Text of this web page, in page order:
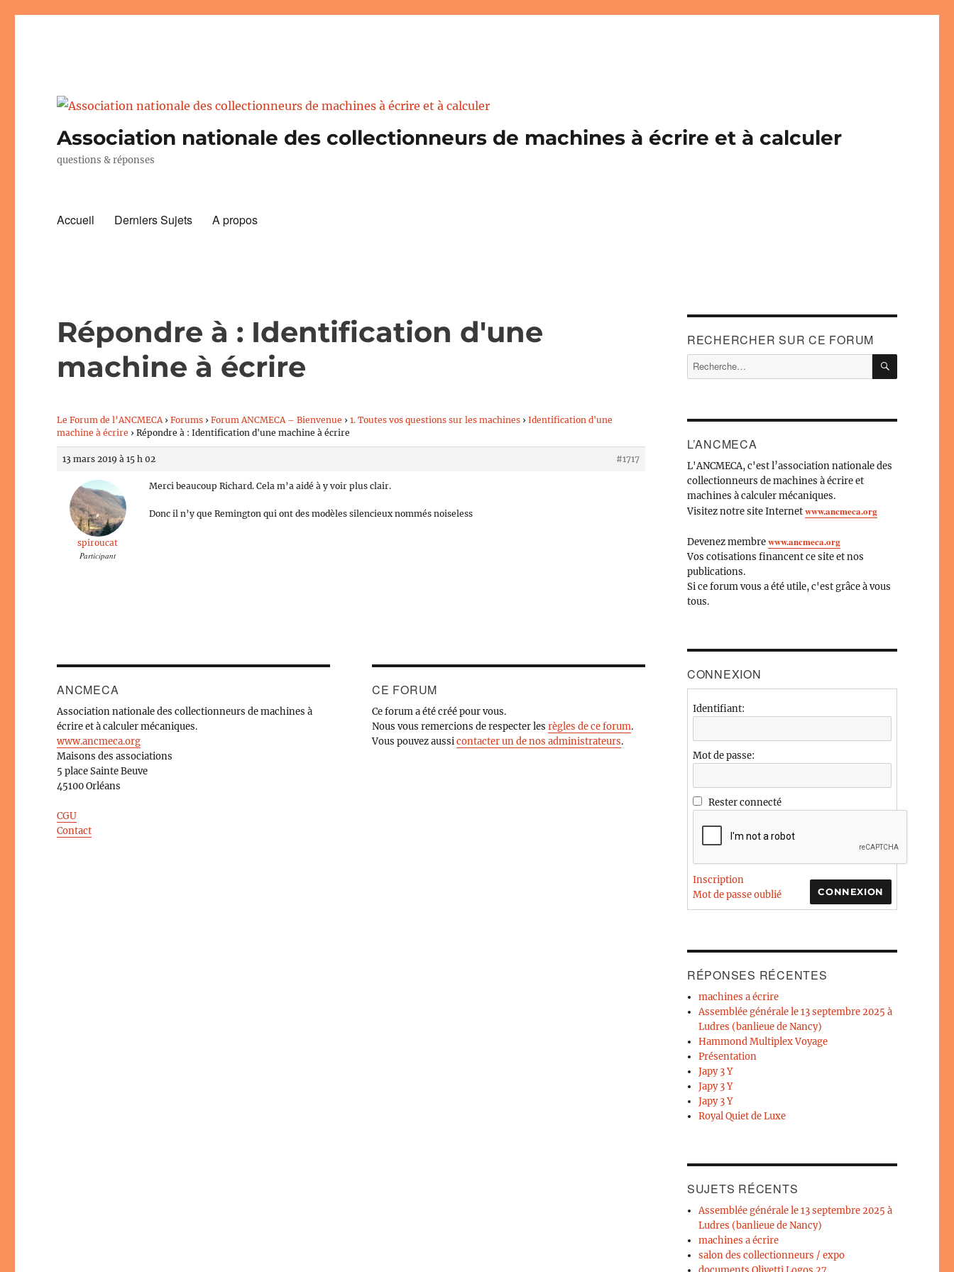
Association nationale des collectionneurs de machines à écrire et à calculer
questions & réponses
Accueil Derniers Sujets A propos
Répondre à : Identification d'une
machine à écrire
Le Forum de l’ANCMECA › Forums › Forum ANCMECA – Bienvenue › 1. Toutes vos questions sur les machines › Identification d'une
machine à écrire › Répondre à : Identification d'une machine à écrire
13 mars 2019 à 15 h 02 #1717
spiroucat
Participant
Merci beaucoup Richard. Cela m’a aidé à y voir plus clair.
Donc il n’y que Remington qui ont des modèles silencieux nommés noiseless
ANCMECA
Association nationale des collectionneurs de machines à
écrire et à calculer mécaniques.
www.ancmeca.org
Maisons des associations
5 place Sainte Beuve
45100 Orléans
CGU
Contact
CE FORUM
Ce forum a été créé pour vous.
Nous vous remercions de respecter lesrègles de ce forum.
Vous pouvez aussicontacter un de nos administrateurs.
RECHERCHER SUR CE FORUM
Recherche
pour :
L’ANCMECA
L'ANCMECA, c'est l’association nationale des
collectionneurs de machines à écrire et
machines à calculer mécaniques.
Visitez notre site Internetwww.ancmeca.org
Devenez membrewww.ancmeca.org
Vos cotisations financent ce site et nos
publications.
Si ce forum vous a été utile, c'est grâce à vous
tous.
CONNEXION
Identifiant:
Mot de passe:
Rester connecté
CONNEXION
Inscription
Mot de passe oublié
RÉPONSES RÉCENTES
machines a écrire
Assemblée générale le 13 septembre 2025 à
Ludres (banlieue de Nancy)
Hammond Multiplex Voyage
Présentation
Japy 3 Y
Japy 3 Y
Japy 3 Y
Royal Quiet de Luxe
SUJETS RÉCENTS
Assemblée générale le 13 septembre 2025 à
Ludres (banlieue de Nancy)
machines a écrire
salon des collectionneurs / expo